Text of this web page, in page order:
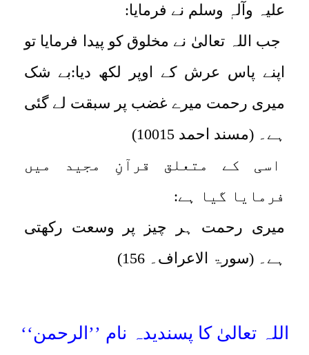
علیہ وآلہٖ وسلم نے فرمایا:
جب اللہ تعالیٰ نے مخلوق کو پیدا فرمایا تو
اپنے پاس عرش کے اوپر لکھ دیا:بے شک
میری رحمت میرے غضب پر سبقت لے گئی
ہے۔ (مسند احمد 10015)
اسی کے متعلق قرآنِ مجید میں
فرمایا گیا ہے:
میری رحمت ہر چیز پر وسعت رکھتی
ہے۔ (سورۃ الاعراف۔ 156)
اللہ تعالیٰ کا پسندیدہ نام ’’الرحمن‘‘